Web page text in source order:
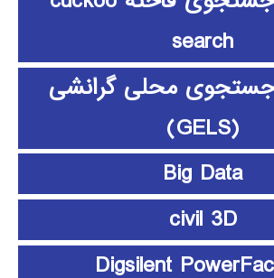
search
جستجوی محلی گرانشی
(GELS)
Big Data
civil 3D
Digsilent